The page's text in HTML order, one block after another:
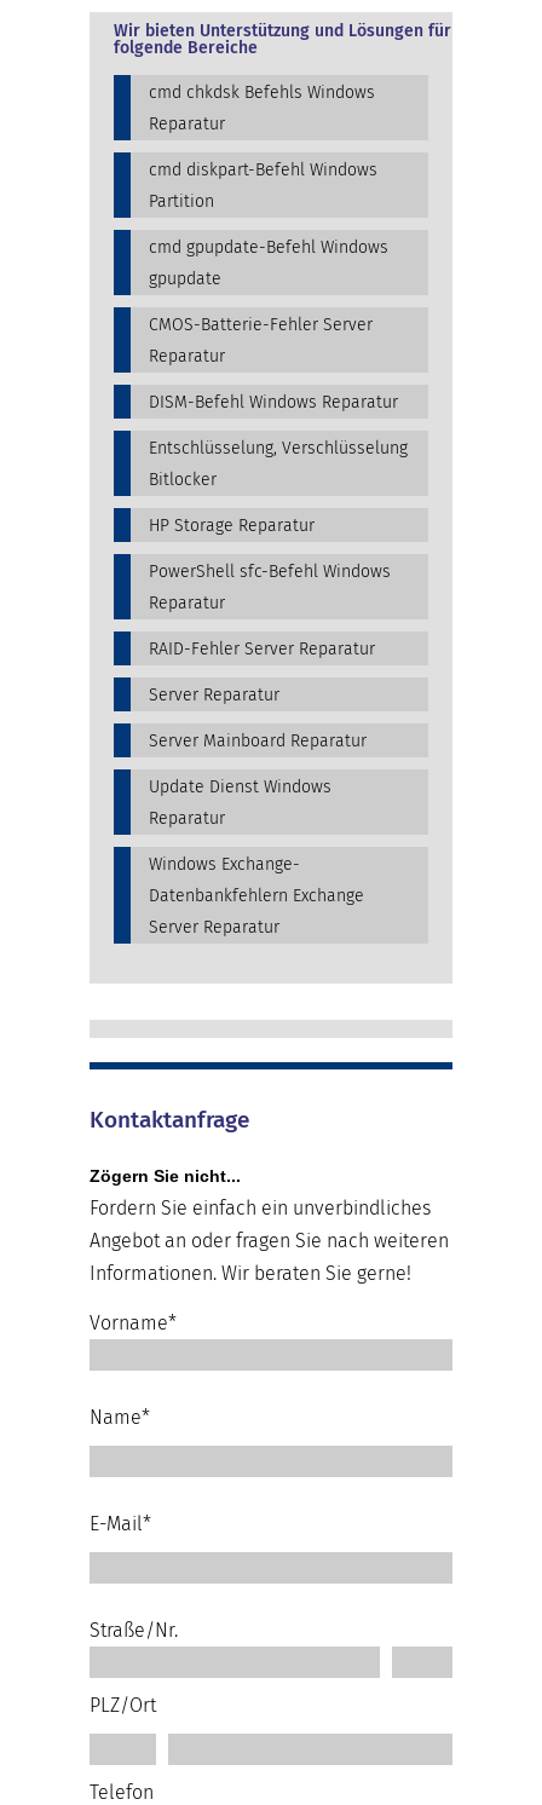
Wir bieten Unterstützung und Lösungen für
folgende Bereiche
cmd chkdsk Befehls Windows
Reparatur
cmd diskpart-Befehl Windows
Partition
cmd gpupdate-Befehl Windows
gpupdate
CMOS-Batterie-Fehler Server
Reparatur
DISM-Befehl Windows Reparatur
Entschlüsselung, Verschlüsselung
Bitlocker
HP Storage Reparatur
PowerShell sfc-Befehl Windows
Reparatur
RAID-Fehler Server Reparatur
Server Reparatur
Server Mainboard Reparatur
Update Dienst Windows
Reparatur
Windows Exchange-
Datenbankfehlern Exchange
Server Reparatur
Kontaktanfrage
Zögern Sie nicht...
Fordern Sie einfach ein unverbindliches
Angebot an oder fragen Sie nach weiteren
Informationen. Wir beraten Sie gerne!
Vorname*
Name*
E-Mail*
Straße/Nr.
PLZ/Ort
Telefon